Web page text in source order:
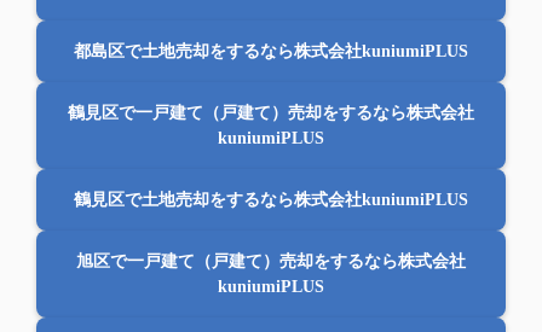
都島区で土地売却をするなら株式会社kuniumiPLUS
鶴見区で一戸建て（戸建て）売却をするなら株式会社
kuniumiPLUS
鶴見区で土地売却をするなら株式会社kuniumiPLUS
旭区で一戸建て（戸建て）売却をするなら株式会社
kuniumiPLUS